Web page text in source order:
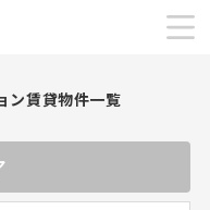
ン賃貸物件一覧